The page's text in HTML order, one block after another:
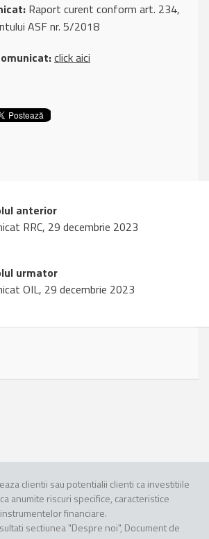
Raport curent conform art. 234,
ASF nr. 5/2018
click aici
anterior
RRC, 29 decembrie 2023
urmator
OIL, 29 decembrie 2023
clientii sau potentialii clienti ca investitiile
anumite riscuri specifice, caracteristice
instrumentelor financiare.
sectiunea "Despre noi", Document de